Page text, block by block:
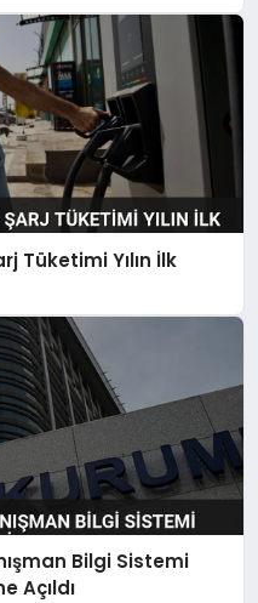
Tüketimi Yılın İlk
Bilgi Sistemi
Açıldı